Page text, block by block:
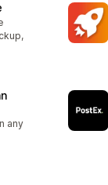
any